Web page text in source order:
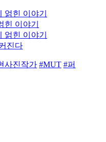
힌 이야기
이야기
힌 이야기
진다
사진작가 #MUT #퍼